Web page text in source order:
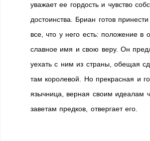
уважает ее гордость и чувство
достоинства. Бриан готов
все, что у него есть: положение в
славное имя и свою веру. Он
уехать с ним из страны, обещая
там королевой. Но прекрасная и
язычница, верная своим идеалам
заветам предков, отвергает его.